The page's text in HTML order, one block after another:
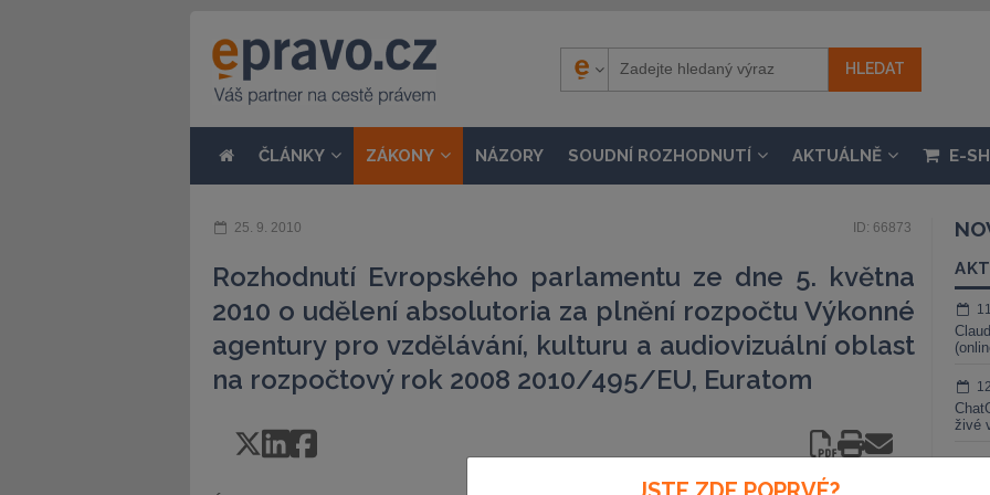
ČLÁNKY ZÁKONY NÁZORY SOUDNÍ ROZHODNUTÍ AKTUÁLNĚ E-
25. 9. 2010 ID: 66873
Rozhodnutí Evropského parlamentu ze dne 5. května
2010 o udělení absolutoria za plnění rozpočtu Výkonné
agentury pro vzdělávání, kulturu a audiovizuální oblast
na rozpočtový rok 2008 2010/495/EU, Euratom
živé